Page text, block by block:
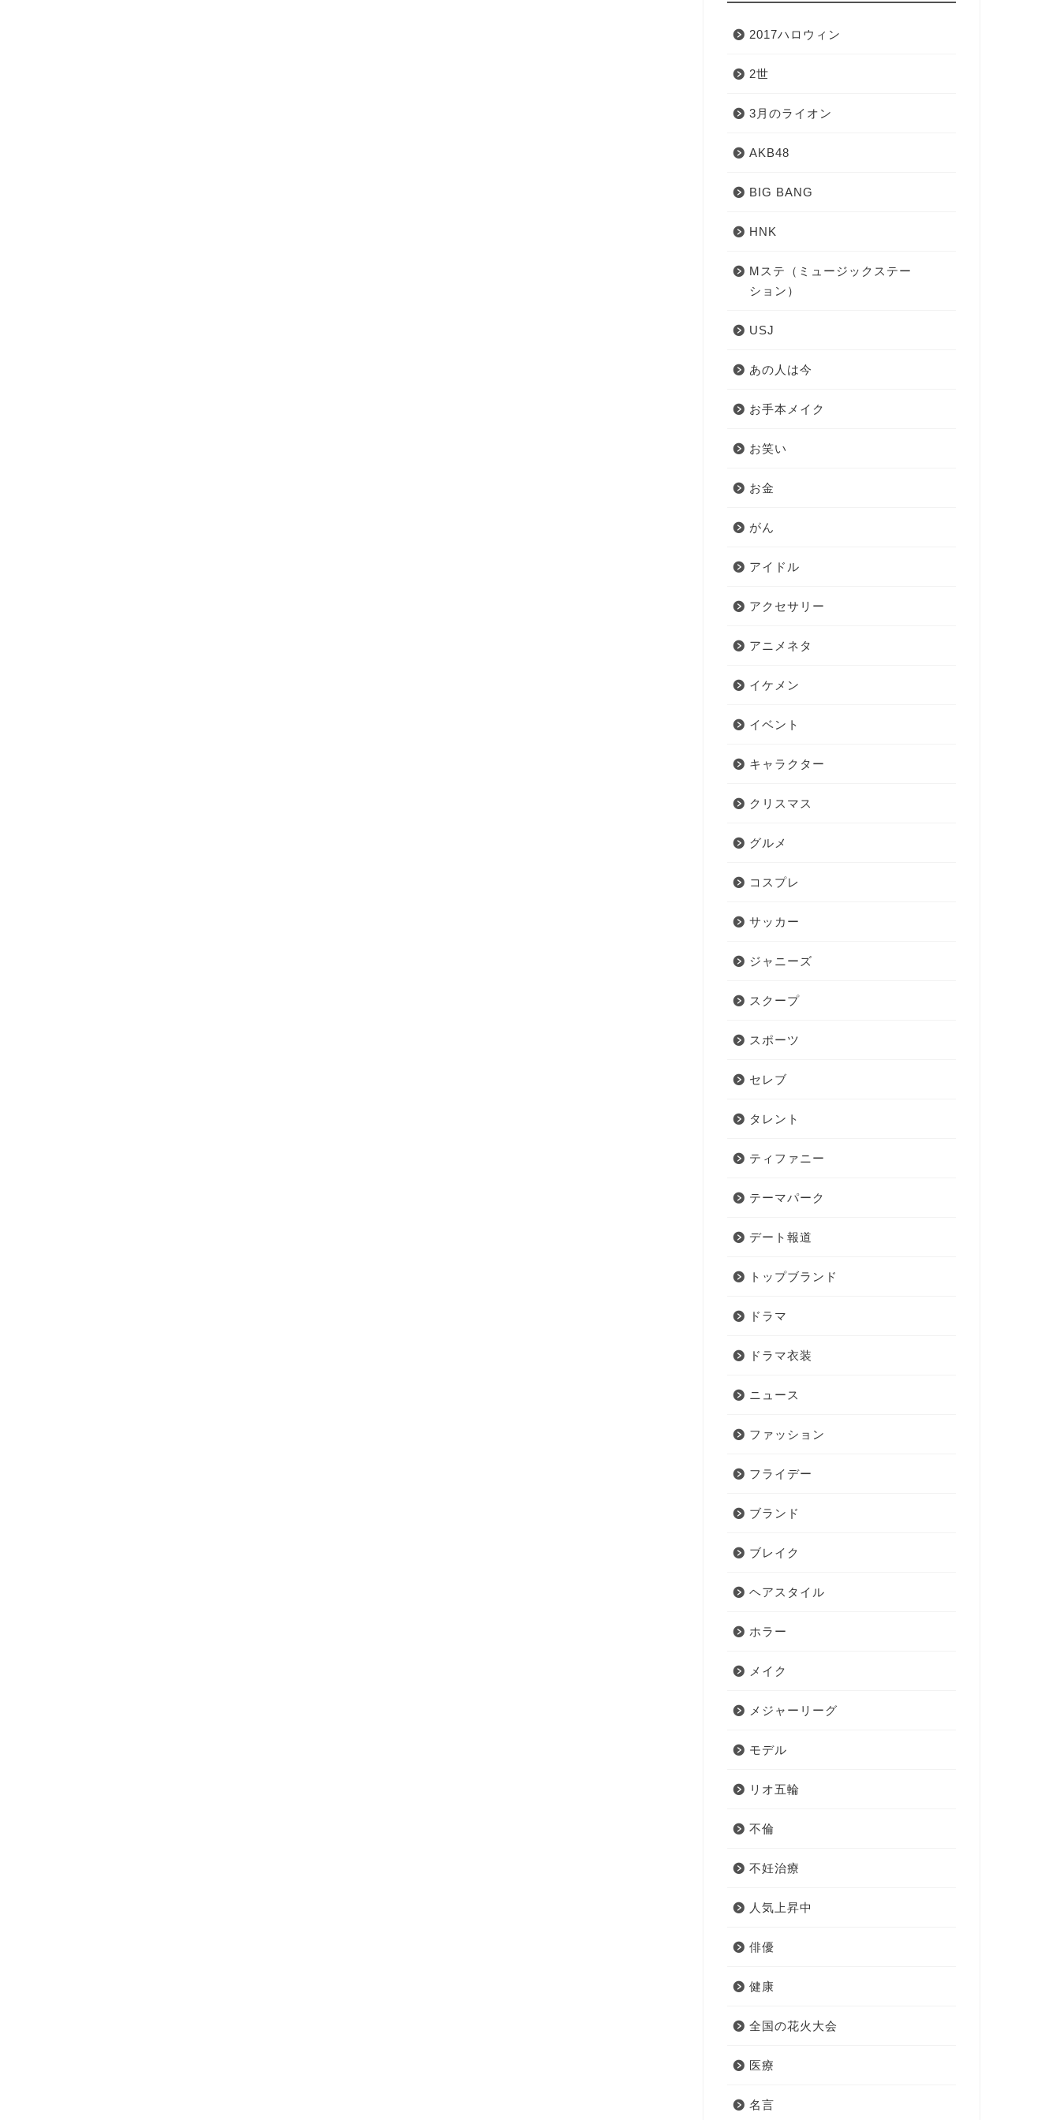
2017ハロウィン
2世
3月のライオン
AKB48
BIG BANG
HNK
Mステ（ミュージックステー
ション）
USJ
あの人は今
お手本メイク
お笑い
お金
がん
アイドル
アクセサリー
アニメネタ
イケメン
イベント
キャラクター
クリスマス
グルメ
コスプレ
サッカー
ジャニーズ
スクープ
スポーツ
セレブ
タレント
ティファニー
テーマパーク
デート報道
トップブランド
ドラマ
ドラマ衣装
ニュース
ファッション
フライデー
ブランド
ブレイク
ヘアスタイル
ホラー
メイク
メジャーリーグ
モデル
リオ五輪
不倫
不妊治療
人気上昇中
俳優
健康
全国の花火大会
医療
名言